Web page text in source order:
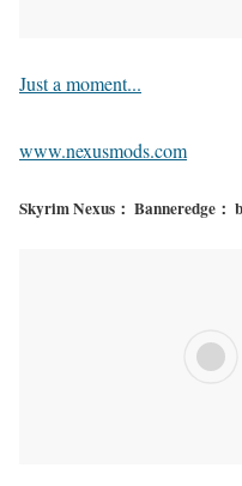
Just a moment...
www.nexusmods.com
Skyrim Nexus： Banneredge：